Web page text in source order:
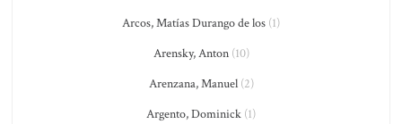
Arcos, Matías Durango de los (1)
Arensky, Anton(10)
Arenzana, Manuel(2)
Argento, Dominick (1)